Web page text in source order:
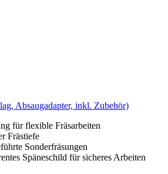
Absaugadapter, inkl. Zubehör)
für flexible Fräsarbeiten
Frästiefe
Sonderfräsungen
Späneschild für sicheres Arbeiten